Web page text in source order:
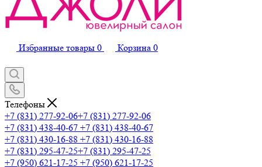
Избранные товары 0 Корзина 0
Телефоны
+7 (831) 277-92-06+7 (831) 277-92-06
+7 (831) 438-40-67 +7 (831) 438-40-67
+7 (831) 430-16-88 +7 (831) 430-16-88
+7 (831) 295-47-25+7 (831) 295-47-25
+7 (950) 621-17-25 +7 (950) 621-17-25